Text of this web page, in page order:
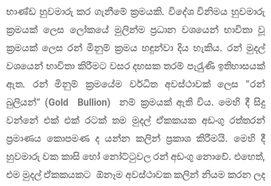
භාණ්ඩ හුවමාරු කර ගැනීමේ ක‍්‍රමයකි. විදේශ විනිමය හුවමාරු
ක‍්‍රමයක් ලෙස ලෝකයේ මුලින්ම ප‍්‍රධාන වශයෙන් භාවිතා වූ
ක‍්‍රමයක් ලෙස රන් මිනුම් ක‍්‍රමය හඳුන්වා දිය හැකිය. රන් මුදල්
වශයෙන් භාවිතා කිරීමට වසර දහසක තරම් පැරැුණි ඉතිහාසයක්
ඇත. රන් මිනුම් ක‍්‍රමයේම වර්ධිත අවස්ථාවක් ලෙස ”රන්
බුලියන්” (Gold Bullion) නම් ක‍්‍රමයක් ඇති විය. මෙහි දී සිදු
වන්නේ එක් එක් රටක් තම මුදල් ඒකකයක අඩංගු රත්තරන්
ප‍්‍රමාණය කොපමණ ද යන්න කලින් ප‍්‍රකාශ කිරීමයි. මෙහි දී
හුවමාරු වක කාසි හෝ නෝට්ටුවල රන් අඩංගු නොවේ. එහෙත්,
එම මුදල් ඒකකයකට ඕනෑම අවස්ථාවක කලින් නියම කරන ලද